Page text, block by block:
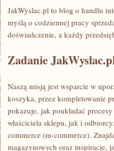
E-
POLSKA
JakWyslac.pl to blog o handlu
myślą o codziennej pracy
doświadczenie, a każdy
Zadanie
Naszą misją jest wsparcie w
koszyka, przez kompletowanie
pokazuje, jak poukładać
właściciela sklepu, jak i
commerce (m-commerce).
magazynowych oraz inspiracje,